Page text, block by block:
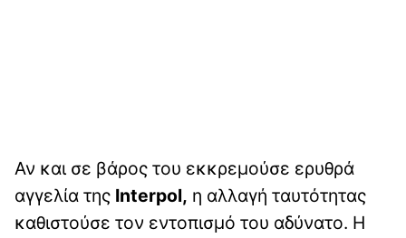
Αν και σε βάρος του εκκρεμούσε ερυθρά
αγγελία της Interpol, η αλλαγή ταυτότητας
καθιστούσε τον εντοπισμό του αδύνατο. Η